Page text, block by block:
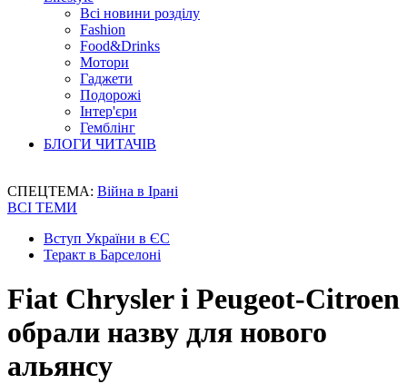
Всі новини розділу
Fashion
Food&Drinks
Мотори
Гаджети
Подорожі
Інтер'єри
Гемблінг
БЛОГИ ЧИТАЧІВ
СПЕЦТЕМА: Війна в Ірані
ВСІ ТЕМИ
Вступ України в ЄС
Теракт в Барселоні
Fiat Chrysler і Peugeot-Citroen
обрали назву для нового
альянсу